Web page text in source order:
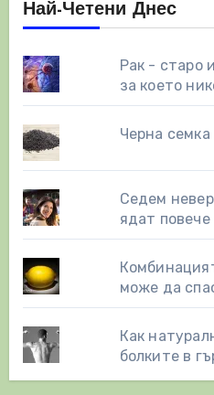
Най-Четени Днес
Рак - старо
за което
Черна
Седем
ядат
може да
Как
болките в